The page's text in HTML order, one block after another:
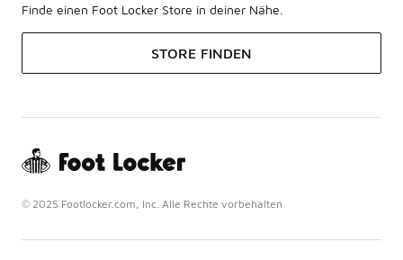
Finde einen Foot Locker Store in deiner Nähe.
STORE FINDEN
© 2025 Footlocker.com, Inc. Alle Rechte vorbehalten